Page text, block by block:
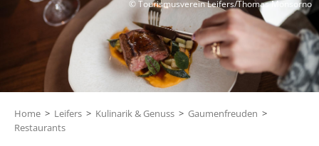
© Tourismusverein Leifers/Thomas Monsorno
Home > Leifers > Kulinarik & Genuss > Gaumenfreuden >
Restaurants